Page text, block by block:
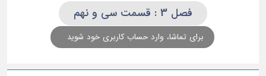
فصل 3 : قسمت سی و نهم
برای تماشا، وارد حساب کاربری خود شوید